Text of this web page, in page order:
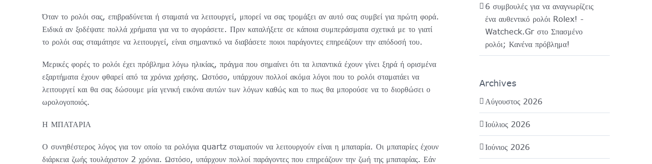
Όταν το ρολόι σας, επιβραδύνεται ή σταματά να λειτουργεί, μπορεί να σας τρομάξει αν αυτό σας συμβεί για πρώτη φορά.
Ειδικά αν ξοδέψατε πολλά χρήματα για να το αγοράσετε. Πριν καταλήξετε σε κάποια συμπεράσματα σχετικά με το γιατί
το ρολόι σας σταμάτησε να λειτουργεί, είναι σημαντικό να διαβάσετε ποιοι παράγοντες επηρεάζουν την απόδοσή του.
Μερικές φορές το ρολόι έχει πρόβλημα λόγω ηλικίας, πράγμα που σημαίνει ότι τα λιπαντικά έχουν γίνει ξηρά ή ορισμένα
εξαρτήματα έχουν φθαρεί από τα χρόνια χρήσης. Ωστόσο, υπάρχουν πολλοί ακόμα λόγοι που το ρολόι σταματάει να
λειτουργεί και θα σας δώσουμε μία γενική εικόνα αυτών των λόγων καθώς και το πως θα μπορούσε να το διορθώσει ο
ωρολογοποιός.
Η ΜΠΑΤΑΡΙΑ
Ο συνηθέστερος λόγος για τον οποίο τα ρολόγια quartz σταματούν να λειτουργούν είναι η μπαταρία. Οι μπαταρίες έχουν
διάρκεια ζωής τουλάχιστον 2 χρόνια. Ωστόσο, υπάρχουν πολλοί παράγοντες που επηρεάζουν την ζωή της μπαταρίας. Εάν
6 συμβουλές για να αναγνωρίζεις
ένα αυθεντικό ρολόι Rolex! -
Watcheck.Grστο Σπασμένο
ρολόι; Κανένα πρόβλημα!
Archives
Αύγουστος 2026
Ιούλιος 2026
Ιούνιος 2026